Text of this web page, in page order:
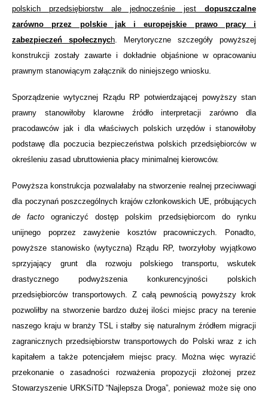
polskich przedsiębiorstw ale jednocześnie jest dopuszczalne
zarówno przez polskie jak i europejskie prawo pracy i
zabezpieczeń społecznych . Merytoryczne szczegóły powyższej
konstrukcji zostały zawarte i dokładnie objaśnione w opracowaniu
prawnym stanowiącym załącznik do niniejszego wniosku.
Sporządzenie wytycznej Rządu RP potwierdzającej powyższy stan
prawny stanowiłoby klarowne źródło interpretacji zarówno dla
pracodawców jak i dla właściwych polskich urzędów i stanowiłoby
podstawę dla poczucia bezpieczeństwa polskich przedsiębiorców w
określeniu zasad ubruttowienia płacy minimalnej kierowców.
Powyższa konstrukcja pozwalałaby na stworzenie realnej przeciwwagi
dla poczynań poszczególnych krajów członkowskich UE, próbujących
de facto ograniczyć dostęp polskim przedsiębiorcom do rynku
unijnego poprzez zawyżenie kosztów pracowniczych. Ponadto,
powyższe stanowisko (wytyczna) Rządu RP, tworzyłoby wyjątkowo
sprzyjający grunt dla rozwoju polskiego transportu, wskutek
drastycznego podwyższenia konkurencyjności polskich
przedsiębiorców transportowych. Z całą pewnością powyższy krok
pozwoliłby na stworzenie bardzo dużej ilości miejsc pracy na terenie
naszego kraju w branży TSL i stałby się naturalnym źródłem migracji
zagranicznych przedsiębiorstw transportowych do Polski wraz z ich
kapitałem a także potencjałem miejsc pracy. Można więc wyrazić
przekonanie o zasadności rozważenia propozycji złożonej przez
Stowarzyszenie URKSiTD “Najlepsza Droga”, ponieważ może się ono